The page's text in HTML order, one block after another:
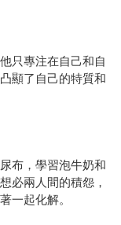
只專注在自己和自
顯了自己的特質和
布，學習泡牛奶和
必兩人間的積怨，
一起化解。